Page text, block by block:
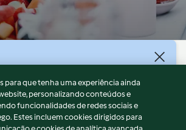
de Dados
para que tenha uma experiência ainda
personalizando conteúdos e
funcionalidades de redes sociais e
Estes incluem cookies dirigidos para